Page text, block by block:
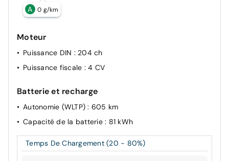
A 0 g/km
Moteur
Puissance DIN : 204 ch
Puissance fiscale : 4 CV
Batterie et recharge
Autonomie (WLTP): 605 km
Capacité de la batterie : 81 kWh
Temps De Chargement (20 - 80%)